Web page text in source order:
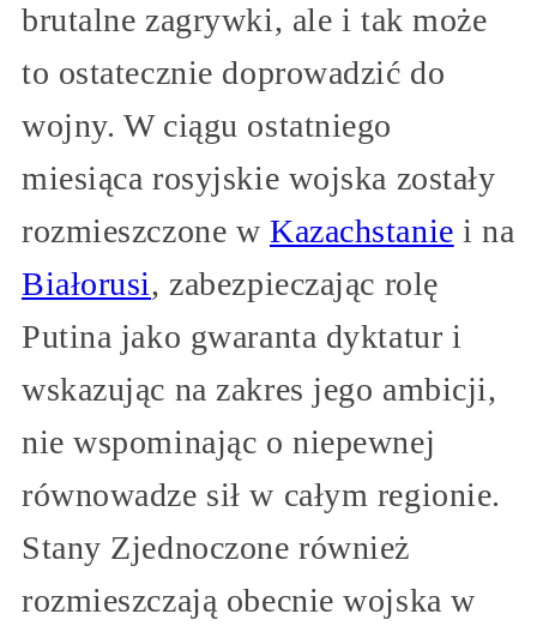
brutalne zagrywki, ale i tak może
to ostatecznie doprowadzić do
wojny. W ciągu ostatniego
miesiąca rosyjskie wojska zostały
rozmieszczone w Kazachstanie i na
Białorusi, zabezpieczając rolę
Putina jako gwaranta dyktatur i
wskazując na zakres jego ambicji,
nie wspominając o niepewnej
równowadze sił w całym regionie.
Stany Zjednoczone również
rozmieszczają obecnie wojska w